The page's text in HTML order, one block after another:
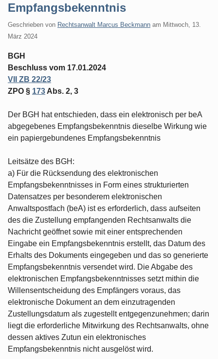
Empfangsbekenntnis
Geschrieben von Rechtsanwalt Marcus Beckmann am Mittwoch, 13.
März 2024
BGH
Beschluss vom 17.01.2024
VII ZB 22/23
ZPO § 173 Abs. 2, 3
Der BGH hat entschieden, dass ein elektronisch per beA
abgegebenes Empfangsbekenntnis dieselbe Wirkung wie
ein papiergebundenes Empfangsbekenntnis
Leitsätze des BGH:
a) Für die Rücksendung des elektronischen
Empfangsbekenntnisses in Form eines strukturierten
Datensatzes per besonderem elektronischen
Anwaltspostfach (beA) ist es erforderlich, dass aufseiten
des die Zustellung empfangenden Rechtsanwalts die
Nachricht geöffnet sowie mit einer entsprechenden
Eingabe ein Empfangsbekenntnis erstellt, das Datum des
Erhalts des Dokuments eingegeben und das so generierte
Empfangsbekenntnis versendet wird. Die Abgabe des
elektronischen Empfangsbekenntnisses setzt mithin die
Willensentscheidung des Empfängers voraus, das
elektronische Dokument an dem einzutragenden
Zustellungsdatum als zugestellt entgegenzunehmen; darin
liegt die erforderliche Mitwirkung des Rechtsanwalts, ohne
dessen aktives Zutun ein elektronisches
Empfangsbekenntnis nicht ausgelöst wird.